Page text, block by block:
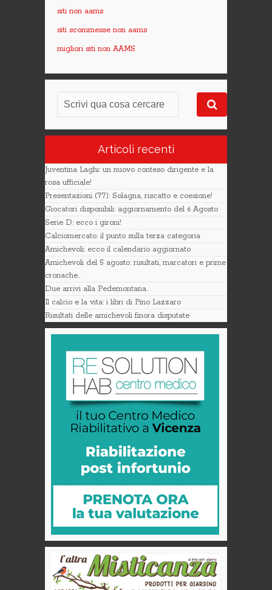
siti non aams
siti scommesse non aams
migliori siti non AAMS
Articoli recenti
Juventina Laghi: un nuovo conteso dirigente e la
rosa ufficiale!
Presentazioni (77): Solagna, riscatto e coesione!
Giocatori disponibili: aggiornamento del 6 Agosto
Serie D: ecco i gironi!
Calciomercato: il punto sulla terza categoria
Amichevoli: ecco il calendario aggiornato
Amichevoli del 5 agosto: risultati, marcatori e prime
cronache..
Due arrivi alla Pedemontana.
Il calcio e la vita: i libri di Pino Lazzaro
Risultati delle amichevoli finora disputate